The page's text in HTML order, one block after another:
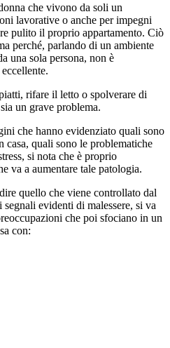
che vivono da soli un
lavorative o anche per impegni
pulito il proprio appartamento. Ciò
perché, parlando di un ambiente
una sola persona, non è
rifare il letto o spolverare di
un grave problema.
che hanno evidenziato quali sono
casa, quali sono le problematiche
si nota che è proprio
va a aumentare tale patologia.
quello che viene controllato dal
evidenti di malessere, si va
che poi sfociano in un
con: